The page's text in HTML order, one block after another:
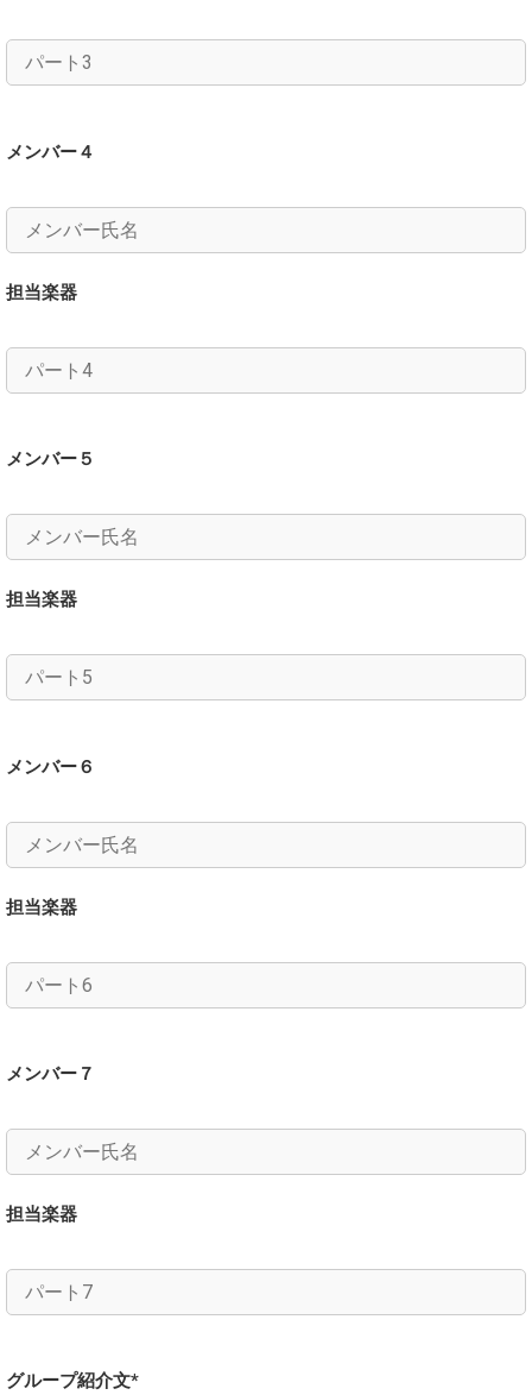
メンバー４
担当楽器
メンバー５
担当楽器
メンバー６
担当楽器
メンバー７
担当楽器
グループ紹介文*